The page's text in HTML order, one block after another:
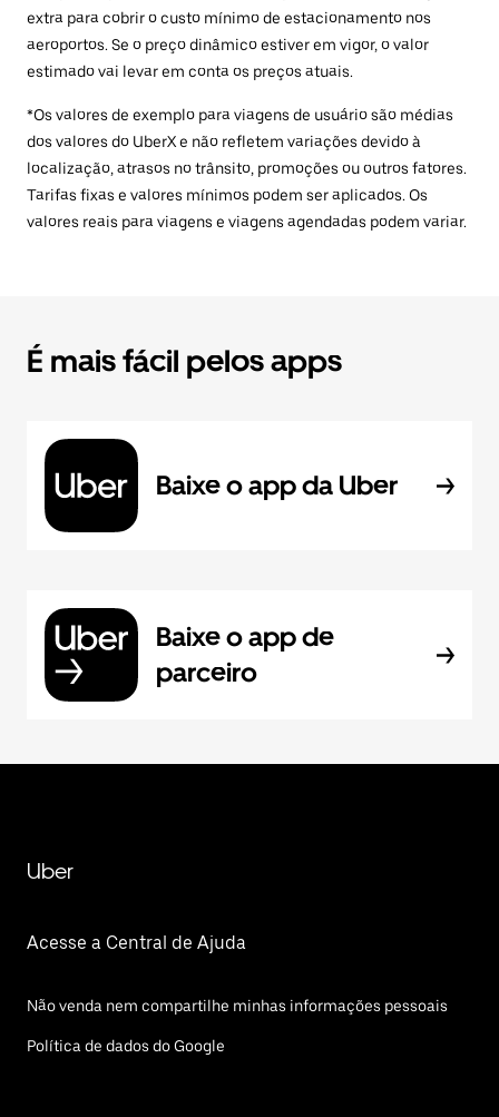
extra para cobrir o custo mínimo de estacionamento nos
aeroportos. Se o preço dinâmico estiver em vigor, o valor
estimado vai levar em conta os preços atuais.
*Os valores de exemplo para viagens de usuário são médias
dos valores do UberX e não refletem variações devido à
localização, atrasos no trânsito, promoções ou outros fatores.
Tarifas fixas e valores mínimos podem ser aplicados. Os
valores reais para viagens e viagens agendadas podem variar.
É mais fácil pelos apps
Baixe o app da Uber
Baixe o app de
parceiro
Uber
Acesse a Central de Ajuda
Não venda nem compartilhe minhas informações pessoais
Política de dados do Google